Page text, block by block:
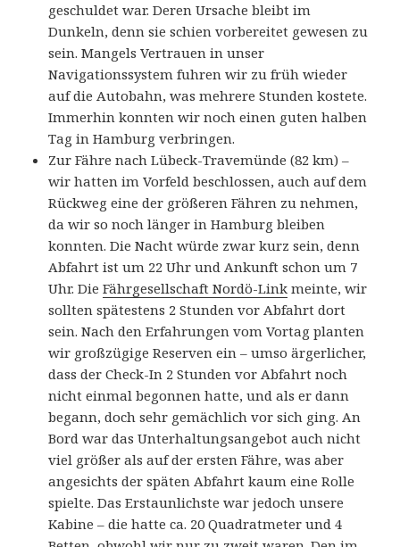
geschuldet war. Deren Ursache bleibt im
Dunkeln, denn sie schien vorbereitet gewesen zu
sein. Mangels Vertrauen in unser
Navigationssystem fuhren wir zu früh wieder
auf die Autobahn, was mehrere Stunden kostete.
Immerhin konnten wir noch einen guten halben
Tag in Hamburg verbringen.
Zur Fähre nach Lübeck-Travemünde (82 km) –
wir hatten im Vorfeld beschlossen, auch auf dem
Rückweg eine der größeren Fähren zu nehmen,
da wir so noch länger in Hamburg bleiben
konnten. Die Nacht würde zwar kurz sein, denn
Abfahrt ist um 22 Uhr und Ankunft schon um 7
Uhr. DieFährgesellschaft Nordö-Link meinte, wir
sollten spätestens 2 Stunden vor Abfahrt dort
sein. Nach den Erfahrungen vom Vortag planten
wir großzügige Reserven ein – umso ärgerlicher,
dass der Check-In 2 Stunden vor Abfahrt noch
nicht einmal begonnen hatte, und als er dann
begann, doch sehr gemächlich vor sich ging. An
Bord war das Unterhaltungsangebot auch nicht
viel größer als auf der ersten Fähre, was aber
angesichts der späten Abfahrt kaum eine Rolle
spielte. Das Erstaunlichste war jedoch unsere
Kabine – die hatte ca. 20 Quadratmeter und 4